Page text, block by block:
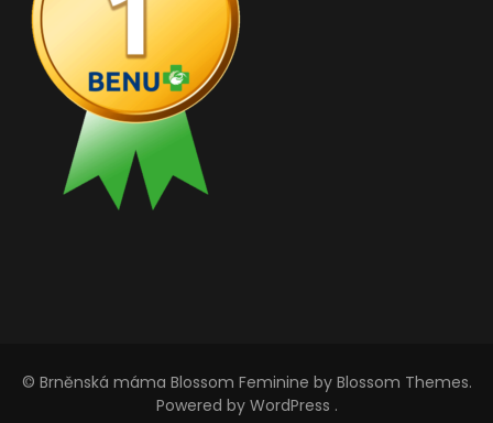
© Brněnská máma Blossom Feminine by Blossom Themes.
Powered by WordPress .